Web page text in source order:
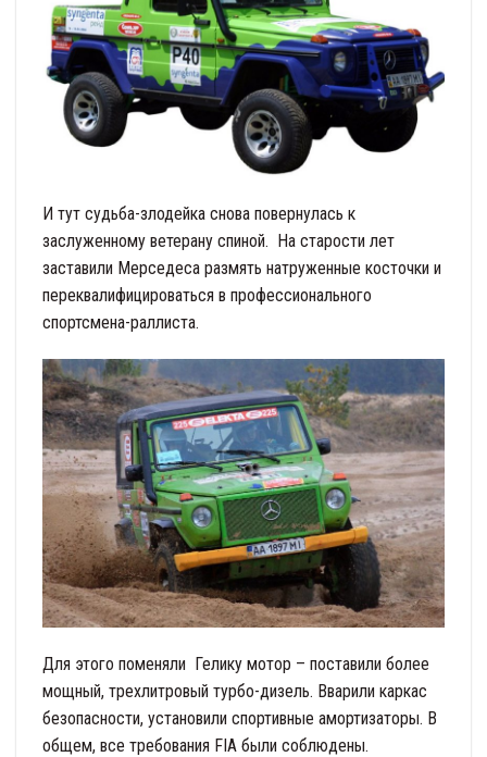
И тут судьба-злодейка снова повернулась к
заслуженному ветерану спиной. На старости лет
заставили Мерседеса размять натруженные косточки и
переквалифицироваться в профессионального
спортсмена-раллиста.
Для этого поменяли Гелику мотор – поставили более
мощный, трехлитровый турбо-дизель. Вварили каркас
безопасности, установили спортивные амортизаторы. В
общем, все требования FIA были соблюдены.